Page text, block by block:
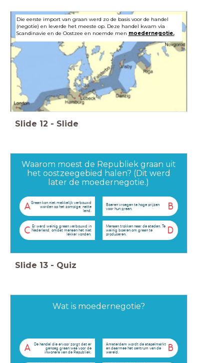
Die eerste import van graan werd zo de basis voor de handel
(negotie) en leverde het meeste op. Deze handel kwam via
Scandinavie en de Oostzee en noemde men moedernegotie.
Slide 12 - Slide
Waarom moest de Republiek graan uit
het oostzeegebied halen? (Dit werd
later de moedernegotie.)
AGraan kon niet makkelijk verbouwd
worden op het zompige, natte
land.
B
Boeren vroegen te hoge prijzen
voor hun graan.
C Er werd weinig graan verbouwd in
Nederland, omdat mensen het niet
lekker vonden.
D
Mensen trokken naar de steden. Te
weinig boeren om graan te
produceren.
Slide 13 - Quiz
Wat is moedernegotie?
A
De handel die ervoor zorgt dat er
genoeg graan was voor de
inwoners van de Republiek.
B
Amsterdam wordt de stapelmarkt
en daarmee het centrum van de
wereld.